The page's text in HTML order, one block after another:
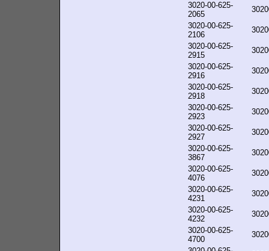
3020-00-625-
2065
3020-00-625-
2106
3020-00-625-
2915
3020-00-625-
2916
3020-00-625-
2918
3020-00-625-
2923
3020-00-625-
2927
3020-00-625-
3867
3020-00-625-
4076
3020-00-625-
4231
3020-00-625-
4232
3020-00-625-
4700